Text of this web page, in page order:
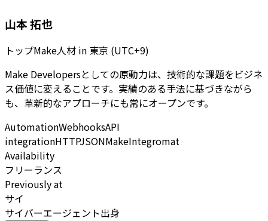
山本 拓也
トップMake人材 in 東京 (UTC+9)
Make Developersとしての原動力は、技術的な課題をビジネ
ス価値に変えることです。実績のある手法に基づきながら
も、革新的なアプローチにも常にオープンです。
AutomationWebhooksAPI
integrationHTTPJSONMakeIntegromat
Availability
フリーランス
Previously at
サイ
サイバーエージェント出身